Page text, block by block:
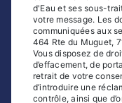
d'Eau et ses sous-
votre message. Les
communiquées aux
464 Rte du Muguet,
Vous disposez de
d’effacement, de
retrait de votre
d’introduire une
contrôle, ainsi que